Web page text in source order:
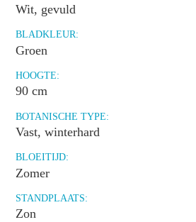
Wit, gevuld
BLADKLEUR:
Groen
HOOGTE:
90 cm
BOTANISCHE TYPE:
Vast, winterhard
BLOEITIJD:
Zomer
STANDPLAATS:
Zon